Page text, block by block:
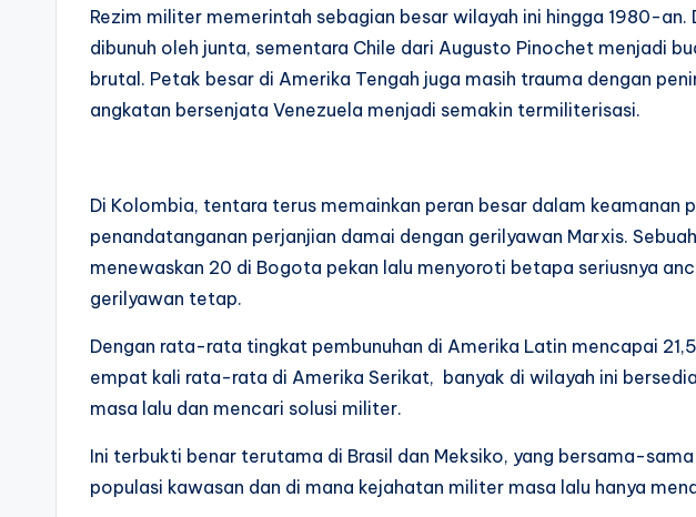
Rezim militer memerintah sebagian besar wilayah ini hingga 1980-an.
dibunuh oleh junta, sementara Chile dari Augusto Pinochet menjadi
brutal. Petak besar di Amerika Tengah juga masih trauma dengan
angkatan bersenjata Venezuela menjadi semakin termiliterisasi.
Di Kolombia, tentara terus memainkan peran besar dalam keamanan
penandatanganan perjanjian damai dengan gerilyawan Marxis.
menewaskan 20 di Bogota pekan lalu menyoroti betapa seriusnya
gerilyawan tetap.
Dengan rata-rata tingkat pembunuhan di Amerika Latin mencapai
empat kali rata-rata di Amerika Serikat, banyak di wilayah ini
masa lalu dan mencari solusi militer.
Ini terbukti benar terutama di Brasil dan Meksiko, yang bersama-
populasi kawasan dan di mana kejahatan militer masa lalu hanya